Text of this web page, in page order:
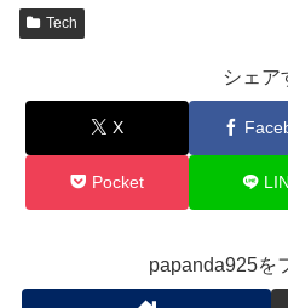
Tech
シェア
X
Pocket
papanda925を